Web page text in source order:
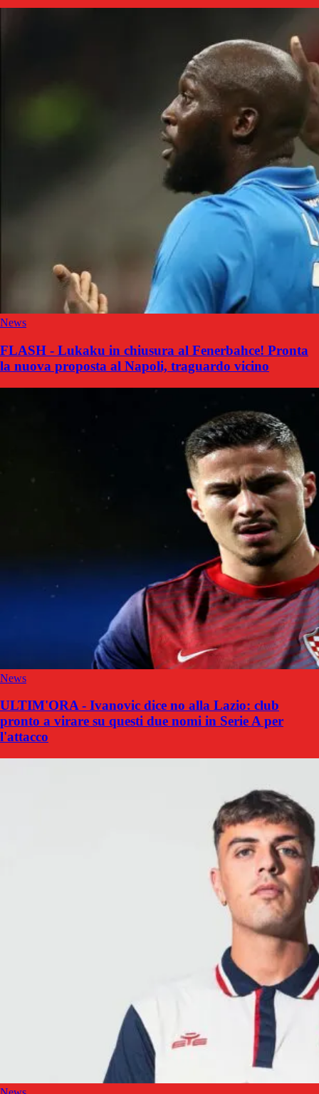
News
FLASH - Lukaku in chiusura al Fenerbahce! Pronta
la nuova proposta al Napoli, traguardo vicino
News
ULTIM'ORA - Ivanovic dice no alla Lazio: club
pronto a virare su questi due nomi in Serie A per
l'attacco